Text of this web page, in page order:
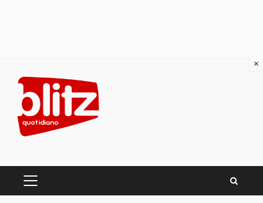
content
PRIMARY
×